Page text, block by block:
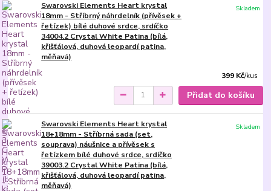
Swarovski Elements Heart krystal
18mm - Stříbrný náhrdelník (přívěsek +
řetízek) bílé duhové srdce, srdíčko
34004.2 Crystal White Patina (bílá,
křišťálová, duhová leopardí patina,
měňavá)
399 Kč/kus
Skladem
Přidat do košíku
Swarovski Elements Heart krystal
18+18mm - Stříbrná sada (set,
souprava) náušnice a přívěsek s
řetízkem bílé duhové srdce, srdíčko
39003.2 Crystal White Patina (bílá,
křišťálová, duhová leopardí patina,
měňavá)
Skladem